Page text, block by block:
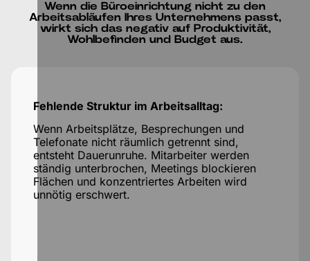
Wenn die Büroeinrichtung nicht zu den
Arbeitsabläufen Ihres Unternehmens passt,
wirkt sich das negativ auf Produktivität,
Wohlbefinden und Budget aus.
Fehlende Struktur im Arbeitsalltag:
Wenn Arbeitsplätze, Besprechungen und
Telefonate nicht räumlich getrennt sind,
entsteht Dauerunruhe. Mitarbeiter werden
ständig unterbrochen, Meetings blockieren
Flächen und konzentriertes Arbeiten wird
unnötig erschwert.